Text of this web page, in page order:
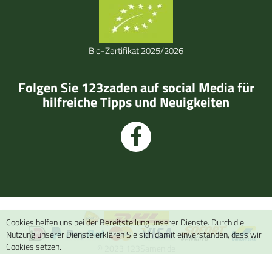
Cookies helfen uns bei der Bereitstellung unserer Dienste. Durch die
Nutzung unserer Dienste erklären Sie sich damit einverstanden, dass wir
Cookies setzen.
Bio-Zertifikat 2025/2026
Folgen Sie 123zaden auf social Media für
hilfreiche Tipps und Neuigkeiten